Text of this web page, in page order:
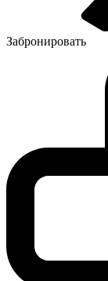
Забронировать